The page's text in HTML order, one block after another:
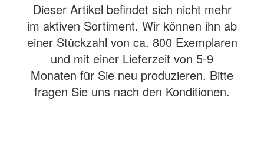
Dieser Artikel befindet sich nicht mehr
im aktiven Sortiment. Wir können ihn ab
einer Stückzahl von ca. 800 Exemplaren
und mit einer Lieferzeit von 5-9
Monaten für Sie neu produzieren. Bitte
fragen Sie uns nach den Konditionen.